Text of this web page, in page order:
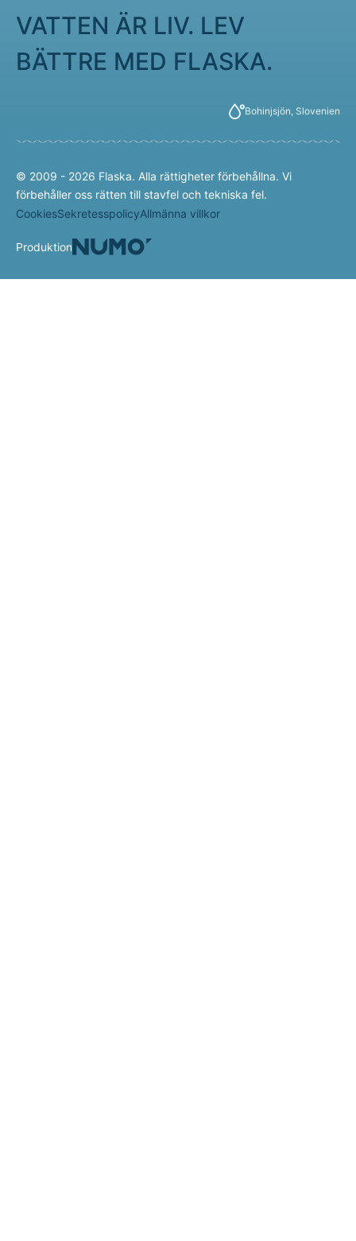
VATTEN ÄR LIV. LEV
BÄTTRE MED FLASKA.
Bohinjsjön, Slovenien
© 2009 - 2026 Flaska. Alla rättigheter förbehållna. Vi
förbehåller oss rätten till stavfel och tekniska fel.
CookiesSekretesspolicyAllmänna villkor
Produktion